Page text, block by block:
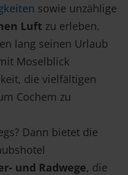
sowie unzählige
Luft zu erleben.
lang seinen Urlaub
Moselblick
die vielfältigen
Cochem zu
Dann bietet die
und Radwege, die